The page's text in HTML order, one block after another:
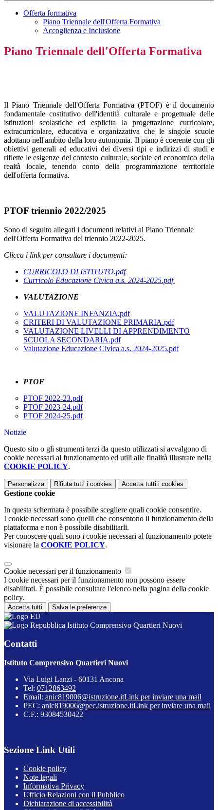
Offerta formativa
Piano Triennale dell'Offerta Formativa
Accoglienza e Inclusione
Piano Triennale dell'Offerta Formativa
Il Piano Triennale dell'Offerta Formativa (PTOF) è il documento
fondamentale costitutivo dell'identità culturale e progettuale delle
istituzioni scolastiche ed esplicita la progettazione curricolare,
extracurricolare, educativa e organizzativa che le singole scuole
adottano nell'ambito della loro autonomia. Il piano è coerente con gli
obiettivi generali ed educativi dei diversi tipi e indirizzi di studi e
riflette le esigenze del contesto culturale, sociale ed economico della
realtà locale, tenendo conto della programmazione territoriale
dell'offerta formativa.
PTOF triennio 2022/2025
Sono di seguito allegati i documenti relativi al Piano Triennale
dell'Offerta Formativa del triennio 2022-2025.
Clicca i link per consultare i documenti:
CURRICOLO DI ISTITUTO.pdf
Curricolo Educazione Civica a.s. 2024-2025.pdf
VALUTAZIONE
VALUTAZIONE INFANZIA.pdf
CRITERI DI VALUTAZIONE PRIMARIA.pdf
VALUTAZIONE LIVELLI DI APPRENDIMENTO
SCUOLA SECONDARIA.pdf
Valutazione Educazione Civica a.s. 2024-2025.pdf
PTOF
PTOF 2022-23.pdf
PTOF 2023-24.pdf
PTOF 2024-25.pdf
Notizie
Questo sito o gli strumenti terzi da questo utilizzati si avvalgono di
cookie necessari al funzionamento ed utili alle finalità illustrate nella
COOKIE POLICY.
Personalizza Rifiuta tutti i cookies Accetta tutti i cookies
Gestione cookie
In questa schermata è possibile scegliere quali cookie consentire.
I cookie necessari sono quelli che consentono il funzionamento della
piattaforma e non è possibile disabilitarli.
Per conoscere quali sono i cookie necessari al funzionamento potete
visionare la COOKIE POLICY.
Cookie necessari per il funzionamento
I cookie necessari per il funzionamento non possono essere
disabilitati. È possibile consultare l'elenco nella pagina della cookie
policy.
Accetta tutti Salva le preferenze
Istituto Comprensivo Quartieri Nuovi
Contatti
Istituto Comprensivo Quartieri Nuovi
Via Luigi Lanzi - 60131 Ancona
Tel: 0712863492
Email: anic819006@istruzione.itLink per inviare una mail
PEC: anic819006@pec.istruzione.itLink per inviare una mail
C.F.: 93084530422
Sezione Link Utili
Cookie policy
Note legali
Informativa Privacy
Ufficio Relazioni con il Pubblico
Dichiarazione di accessibilità